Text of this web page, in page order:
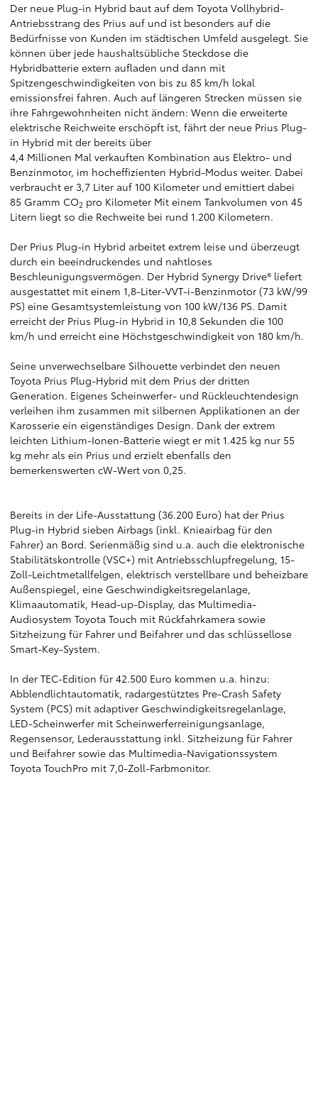
Der neue Plug-in Hybrid baut auf dem Toyota Vollhybrid-
Antriebsstrang des Prius auf und ist besonders auf die
Bedürfnisse von Kunden im städtischen Umfeld ausgelegt. Sie
können über jede haushaltsübliche Steckdose die
Hybridbatterie extern aufladen und dann mit
Spitzengeschwindigkeiten von bis zu 85 km/h lokal
emissionsfrei fahren. Auch auf längeren Strecken müssen sie
ihre Fahrgewohnheiten nicht ändern: Wenn die erweiterte
elektrische Reichweite erschöpft ist, fährt der neue Prius Plug-
in Hybrid mit der bereits über
4,4 Millionen Mal verkauften Kombination aus Elektro- und
Benzinmotor, im hocheffizienten Hybrid-Modus weiter. Dabei
verbraucht er 3,7 Liter auf 100 Kilometer und emittiert dabei
85 Gramm CO2 pro Kilometer Mit einem Tankvolumen von 45
Litern liegt so die Rechweite bei rund 1.200 Kilometern.
Der Prius Plug-in Hybrid arbeitet extrem leise und überzeugt
durch ein beeindruckendes und nahtloses
Beschleunigungsvermögen. Der Hybrid Synergy Drive® liefert
ausgestattet mit einem 1,8-Liter-VVT-i-Benzinmotor (73 kW/99
PS) eine Gesamtsystemleistung von 100 kW/136 PS. Damit
erreicht der Prius Plug-in Hybrid in 10,8 Sekunden die 100
km/h und erreicht eine Höchstgeschwindigkeit von 180 km/h.
Seine unverwechselbare Silhouette verbindet den neuen
Toyota Prius Plug-Hybrid mit dem Prius der dritten
Generation. Eigenes Scheinwerfer- und Rückleuchtendesign
verleihen ihm zusammen mit silbernen Applikationen an der
Karosserie ein eigenständiges Design. Dank der extrem
leichten Lithium-Ionen-Batterie wiegt er mit 1.425 kg nur 55
kg mehr als ein Prius und erzielt ebenfalls den
bemerkenswerten cW-Wert von 0,25.
Bereits in der Life-Ausstattung (36.200 Euro) hat der Prius
Plug-in Hybrid sieben Airbags (inkl. Knieairbag für den
Fahrer) an Bord. Serienmäßig sind u.a. auch die elektronische
Stabilitätskontrolle (VSC+) mit Antriebsschlupfregelung, 15-
Zoll-Leichtmetallfelgen, elektrisch verstellbare und beheizbare
Außenspiegel, eine Geschwindigkeitsregelanlage,
Klimaautomatik, Head-up-Display, das Multimedia-
Audiosystem Toyota Touch mit Rückfahrkamera sowie
Sitzheizung für Fahrer und Beifahrer und das schlüssellose
Smart-Key-System.
In der TEC-Edition für 42.500 Euro kommen u.a. hinzu:
Abblendlichtautomatik, radargestütztes Pre-Crash Safety
System (PCS) mit adaptiver Geschwindigkeitsregelanlage,
LED-Scheinwerfer mit Scheinwerferreinigungsanlage,
Regensensor, Lederausstattung inkl. Sitzheizung für Fahrer
und Beifahrer sowie das Multimedia-Navigationssystem
Toyota TouchPro mit 7,0-Zoll-Farbmonitor.